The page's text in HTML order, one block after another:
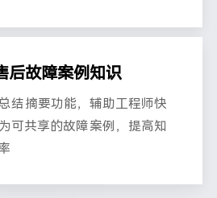
后故障案例知识
结摘要功能，辅助工程师快
可共享的故障案例，提高知